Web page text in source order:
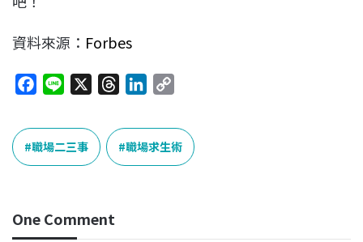
資料來源： Forbes
c
e
b
k
n
e
r
e
a
n
k
e
p
y
L
職場二三事 職場求生術
One Comment